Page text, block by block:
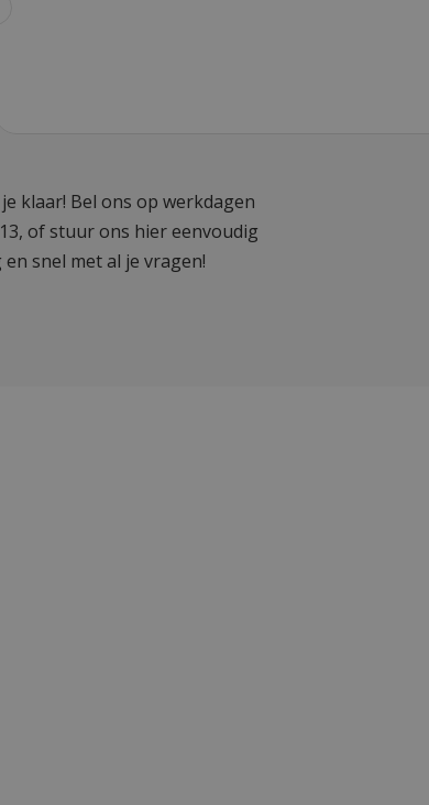
klaar! Bel ons op werkdagen
of stuur ons hier eenvoudig
snel met al je vragen!